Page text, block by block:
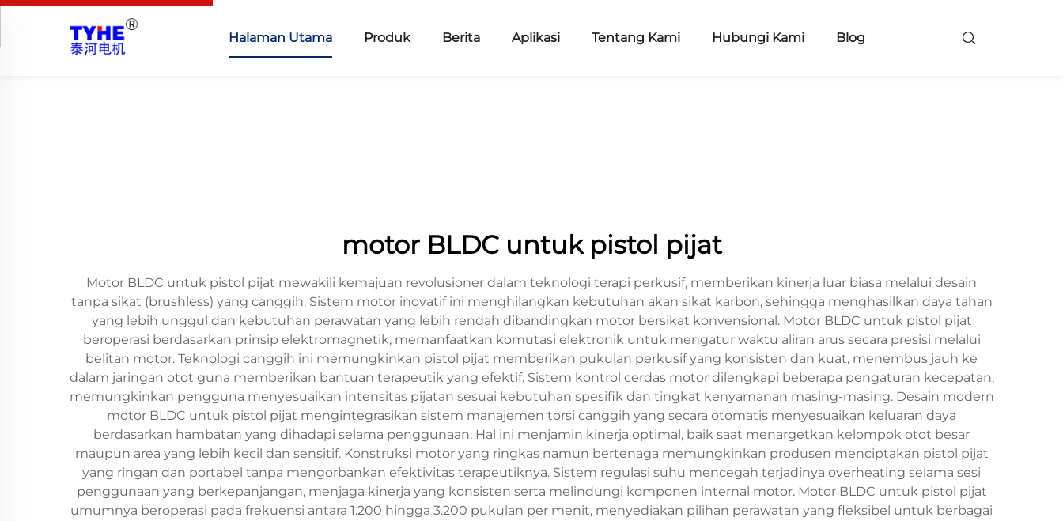
Halaman Utama Produk Berita Aplikasi Tentang Kami Hubungi Kami Blog
motor BLDC untuk pistol pijat
Motor BLDC untuk pistol pijat mewakili kemajuan revolusioner dalam teknologi terapi perkusif, memberikan kinerja luar biasa melalui desain
tanpa sikat (brushless) yang canggih. Sistem motor inovatif ini menghilangkan kebutuhan akan sikat karbon, sehingga menghasilkan daya tahan
yang lebih unggul dan kebutuhan perawatan yang lebih rendah dibandingkan motor bersikat konvensional. Motor BLDC untuk pistol pijat
beroperasi berdasarkan prinsip elektromagnetik, memanfaatkan komutasi elektronik untuk mengatur waktu aliran arus secara presisi melalui
belitan motor. Teknologi canggih ini memungkinkan pistol pijat memberikan pukulan perkusif yang konsisten dan kuat, menembus jauh ke
dalam jaringan otot guna memberikan bantuan terapeutik yang efektif. Sistem kontrol cerdas motor dilengkapi beberapa pengaturan kecepatan,
memungkinkan pengguna menyesuaikan intensitas pijatan sesuai kebutuhan spesifik dan tingkat kenyamanan masing-masing. Desain modern
motor BLDC untuk pistol pijat mengintegrasikan sistem manajemen torsi canggih yang secara otomatis menyesuaikan keluaran daya
berdasarkan hambatan yang dihadapi selama penggunaan. Hal ini menjamin kinerja optimal, baik saat menargetkan kelompok otot besar
maupun area yang lebih kecil dan sensitif. Konstruksi motor yang ringkas namun bertenaga memungkinkan produsen menciptakan pistol pijat
yang ringan dan portabel tanpa mengorbankan efektivitas terapeutiknya. Sistem regulasi suhu mencegah terjadinya overheating selama sesi
penggunaan yang berkepanjangan, menjaga kinerja yang konsisten serta melindungi komponen internal motor. Motor BLDC untuk pistol pijat
umumnya beroperasi pada frekuensi antara 1.200 hingga 3.200 pukulan per menit, menyediakan pilihan perawatan yang fleksibel untuk berbagai